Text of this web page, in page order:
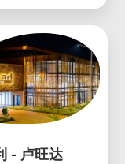
- 卢旺达